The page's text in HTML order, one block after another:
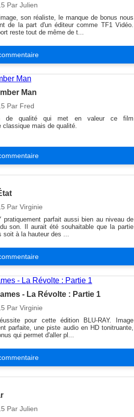
Par Julien
son réaliste, le manque de bonus nous
de la part d'un éditeur comme TF1 Vidéo.
reste tout de même de t...
Man
Par Fred
de qualité qui met en valeur ce film
classique mais de qualité.
Par Virginie
pratiquement parfait aussi bien au niveau de
son. Il aurait été souhaitable que la partie
soit à la hauteur des ...
- La Révolte : Partie 1
Par Virginie
pour cette édition BLU-RAY. Image
parfaite, une piste audio en HD tonitruante,
qui permet d'aller pl...
Par Julien